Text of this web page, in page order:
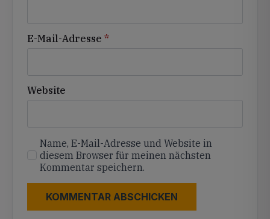
E-Mail-Adresse *
Website
Name, E-Mail-Adresse und Website in
diesem Browser für meinen nächsten
Kommentar speichern.